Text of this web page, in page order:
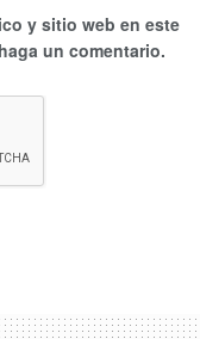
y sitio web en este
un comentario.